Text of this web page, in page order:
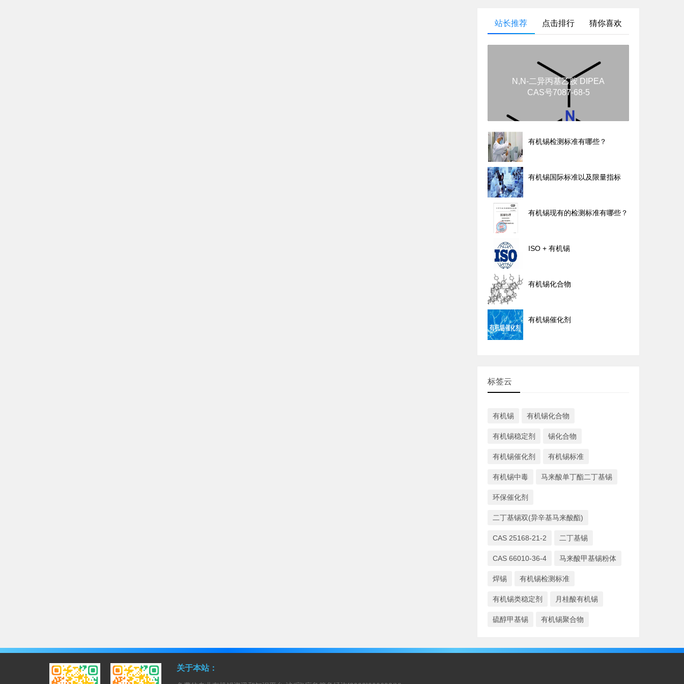
站长推荐 点击排行 猜你喜欢
N,N-二异丙基乙胺 DIPEA
CAS号7087-68-5
有机锡检测标准有哪些？
有机锡国际标准以及限量指标
有机锡现有的检测标准有哪些？
ISO + 有机锡
有机锡化合物
有机锡催化剂
标签云
有机锡 有机锡化合物
有机锡稳定剂 锡化合物
有机锡催化剂 有机锡标准
有机锡中毒 马来酸单丁酯二丁基锡
环保催化剂
二丁基锡双(异辛基马来酸酯)
CAS 25168-21-2 二丁基锡
CAS 66010-36-4 马来酸甲基锡粉体
焊锡 有机锡检测标准
有机锡类稳定剂 月桂酸有机锡
硫醇甲基锡 有机锡聚合物
关于本站：